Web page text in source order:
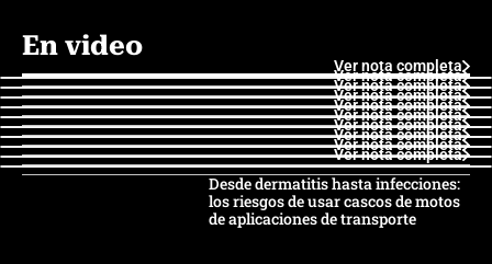
En video
Ver nota completa
Ver nota completa
Ver nota completa
Ver nota completa
Ver nota completa
Ver nota completa
Ver nota completa
Ver nota completa
Ver nota completa
Ver nota completa
Desde dermatitis hasta infecciones:
los riesgos de usar cascos de motos
de aplicaciones de transporte